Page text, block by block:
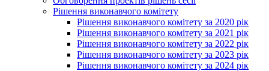
Рішення виконавчого комітету
Рішення виконавчого комітету за 2020 рік
Рішення виконавчого комітету за 2021 рік
Рішення виконавчого комітету за 2022 рік
Рішення виконавчого комітету за 2023 рік
Рішення виконавчого комітету за 2024 рік